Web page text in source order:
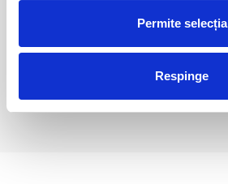
Permite selecția
Respinge
35,00 Lei